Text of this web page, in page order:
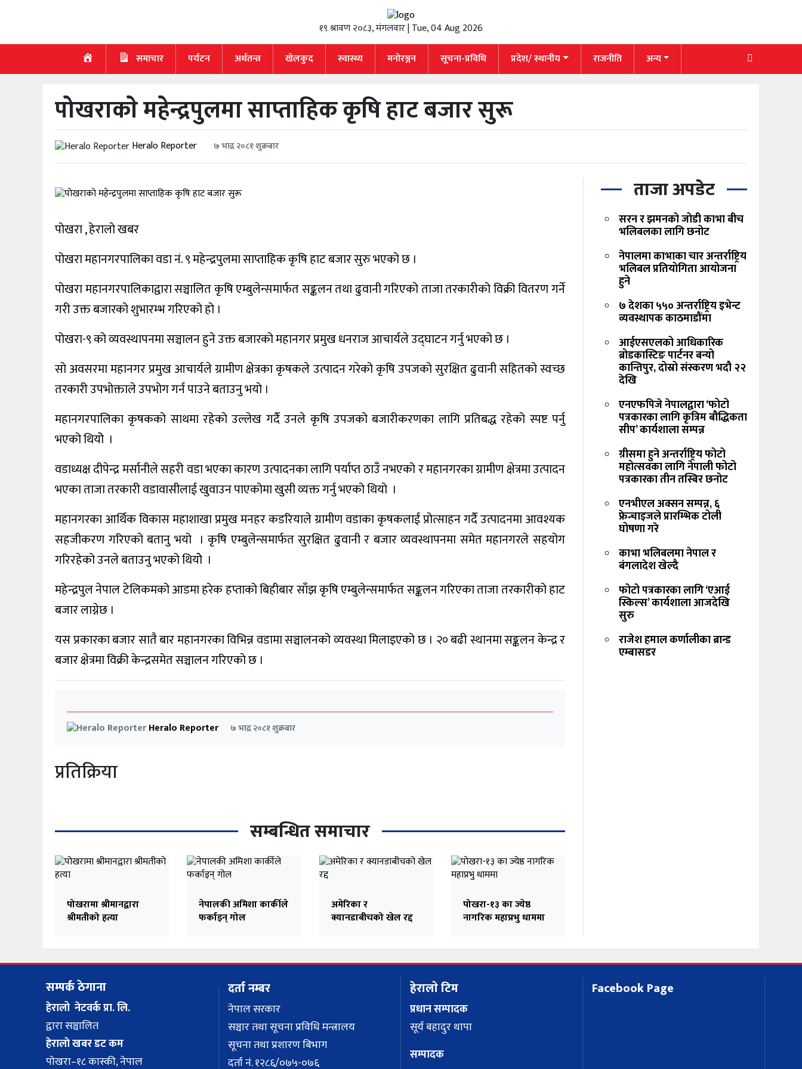
१९ श्रावण २०८३, मंगलवार | Tue, 04 Aug 2026
समाचार
पर्यटन अर्थतन्त्र खेलकुद स्वास्थ्य मनाेरञ्जन सूचना-प्रविधि प्रदेश/ स्थानीय राजनीति अन्य
पोखराकाे महेन्द्रपुलमा साप्ताहिक कृषि हाट बजार सुरू
Heralo Reporter ७ भाद्र २०८१ शुक्रबार
पोखरा , हेरालाे खबर
पोखरा महानगरपालिका वडा नं. ९ महेन्द्रपुलमा साप्ताहिक कृषि हाट बजार सुरु भएको छ ।
पोखरा महानगरपालिकाद्वारा सञ्चालित कृषि एम्बुलेन्समार्फत सङ्कलन तथा ढुवानी गरिएको ताजा तरकारीको विक्री वितरण गर्ने
गरी उक्त बजारको शुभारम्भ गरिएको हो ।
पोखरा-९ को व्यवस्थापनमा सञ्चालन हुने उक्त बजारको महानगर प्रमुख धनराज आचार्यले उद्घाटन गर्नु भएको छ ।
सो अवसरमा महानगर प्रमुख आचार्यले ग्रामीण क्षेत्रका कृषकले उत्पादन गरेको कृषि उपजको सुरक्षित ढुवानी सहितको स्वच्छ
तरकारी उपभोक्ताले उपभोग गर्न पाउने बताउनु भयाे ।
महानगरपालिका कृषकको साथमा रहेको उल्लेख गर्दै उनले कृषि उपजको बजारीकरणका लागि प्रतिबद्ध रहेको स्पष्ट पर्नु
भएको थियोे ।
वडाध्यक्ष दीपेन्द्र मर्सानीले सहरी वडा भएका कारण उत्पादनका लागि पर्याप्त ठाउँ नभएको र महानगरका ग्रामीण क्षेत्रमा उत्पादन
भएका ताजा तरकारी वडावासीलाई खुवाउन पाएकोमा खुसी व्यक्त गर्नु भएको थियो ।
महानगरका आर्थिक विकास महाशाखा प्रमुख मनहर कडरियाले ग्रामीण वडाका कृषकलाई प्रोत्साहन गर्दै उत्पादनमा आवश्यक
सहजीकरण गरिएको बतानु भयो । कृषि एम्बुलेन्समार्फत सुरक्षित ढुवानी र बजार व्यवस्थापनमा समेत महानगरले सहयोग
गरिरहेको उनले बताउनु भएको थियोे ।
महेन्द्रपुल नेपाल टेलिकमको आडमा हरेक हप्ताको बिहीबार साँझ कृषि एम्बुलेन्समार्फत सङ्कलन गरिएका ताजा तरकारीको हाट
बजार लाग्नेछ ।
यस प्रकारका बजार सातै बार महानगरका विभिन्न वडामा सञ्चालनको व्यवस्था मिलाइएको छ । २० बढी स्थानमा सङ्कलन केन्द्र र
बजार क्षेत्रमा विक्री केन्द्रसमेत सञ्चालन गरिएकाे छ ।
Heralo Reporter ७ भाद्र २०८१ शुक्रबार
प्रतिक्रिया
सम्बन्धित समाचार
पोखरामा श्रीमानद्वारा
श्रीमतीको हत्या
नेपालकी अमिशा कार्कीले
फर्काइन् गोल
अमेरिका र
क्यानडाबीचको खेल रद्द
पोखरा-१३ का ज्येष्ठ
नागरिक महाप्रभु धाममा
ताजा अपडेट
सरन र झमनको जोडी काभा बीच
भलिबलका लागि छनोट
नेपालमा काभाका चार अन्तर्राष्ट्रिय
भलिबल प्रतियोगिता आयोजना
हुने
७ देशका ५५० अन्तर्राष्ट्रिय इभेन्ट
व्यवस्थापक काठमाडौंमा
आईएसएलको आधिकारिक
ब्रोडकास्टिङ पार्टनर बन्यो
कान्तिपुर, दोस्रो संस्करण भदौ २२
देखि
एनएफपिजे नेपालद्वारा ‘फोटो
पत्रकारका लागि कृत्रिम बौद्धिकता
सीप’ कार्यशाला सम्पन्न
ग्रीसमा हुने अन्तर्राष्ट्रिय फोटो
महोत्सवका लागि नेपाली फोटो
पत्रकारका तीन तस्बिर छनोट
एनभीएल अक्सन सम्पन्न, ६
फ्रेन्चाइजले प्रारम्भिक टोली
घोषणा गरे
काभा भलिबलमा नेपाल र
बंगलादेश खेल्दै
फोटो पत्रकारका लागि ‘एआई
स्किल्स’ कार्यशाला आजदेखि
सुरु
राजेश हमाल कर्णालीका ब्रान्ड
एम्बासडर
सम्पर्क ठेगाना
हेरालो नेटवर्क प्रा. लि.
द्वारा सञ्चालित
हेरालाे खबर डट कम
पाेखरा–१८ कास्की, नेपाल
दर्ता नम्बर
नेपाल सरकार
सञ्चार तथा सूचना प्रविधि मन्त्रालय
सूचना तथा प्रशारण बिभाग
दर्ता नं. १२८६/०७५-०७६
हेरालाे टिम
प्रधान सम्पादक
सूर्य बहादुर थापा
सम्पादक
Facebook Page